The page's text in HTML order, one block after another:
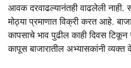
आवक दरवाढल्यानंतही वाढलेली नाही.
मोठ्या प्रमाणात विक्री करत आहे.
कापसाचे भाव पुढील काही दिवस
कापूस बाजारातील अभ्यासकांनी